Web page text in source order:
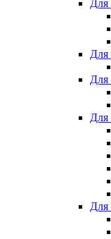
Для
Для
Для
Для
Для